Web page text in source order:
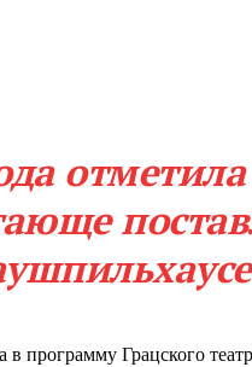
программу Грацского